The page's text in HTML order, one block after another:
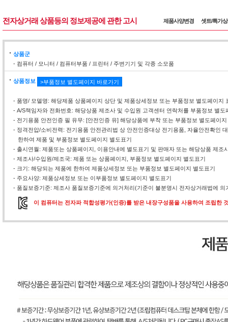
전자상거래 상품등의 정보제공에 관한 고시 제품사양변경 셋트/특가
상품군
- 컴퓨터 / 모니터 / 컴퓨터부품 / 프린터 / 주변기기 및 각종 소모품
상품정보 >부품정보 별도페이지 바로가기
- 품명/ 모델명: 해당제품 상품페이지 상단 및 제품상세정보 또는 부품정보 별도페이지
- A/S책임자와 전화번호: 해당상품 제조사 및 수입원 고객센터 연락처를 부품정보 별도
- 전기용품 안전인증 필 유무: [안전인증 유] 해당상품에 부착 또는 부품정보 별도페이지
- 정격전압/소비전력: 전기용품 안전관리법 상 안전인증대상 전기용품, 자율안전확인
한하여 제품 및 부품정보 별도페이지 별도표기
- 출시연월: 제품또는 상품페이지, 이용안내에 별도표기 및 판매자 또는 해당상품 제조
- 제조사/수입원/제조국: 제품 또는 상품페이지, 부품정보 별도페이지 별도표기
- 크기: 해당되는 제품에 한하여 제품상세정보 또는 부품정보 별도페이지 별도표기
- 주요사양: 제품상세정보 또는 이부품정보 별도페이지 별도표기
- 품질보증기준: 제조사 품질보증기준에 의거처리(기준이 불분명시 전자상거래법에 의
이 컴퓨터는 전자파 적합성평가(인증)를 받은 내장구성품을 사용하여 조립한